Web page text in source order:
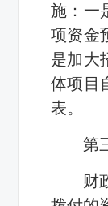
施：一
项资金
是加大
体项目
表。
第
财